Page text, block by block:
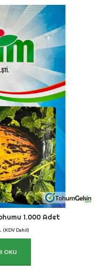
1.000 Adet
(KDV Dahil)
OKU